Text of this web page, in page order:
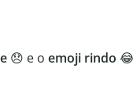
😞 e o emoji rindo